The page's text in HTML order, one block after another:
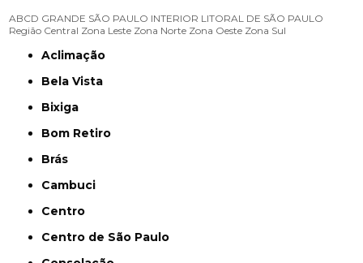
ABCD GRANDE SÃO PAULO INTERIOR LITORAL DE SÃO PAULO
Região Central Zona Leste Zona Norte Zona Oeste Zona Sul
Aclimação
Bela Vista
Bixiga
Bom Retiro
Brás
Cambuci
Centro
Centro de São Paulo